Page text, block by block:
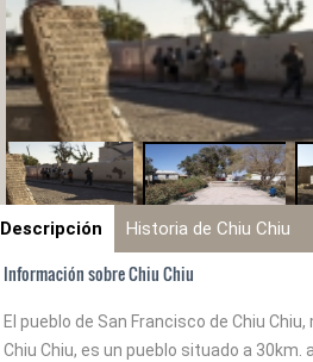
Descripción Historia de Chiu Chiu
Información sobre Chiu Chiu
El pueblo de San Francisco de Chiu
Chiu Chiu, es un pueblo situado a 30km.